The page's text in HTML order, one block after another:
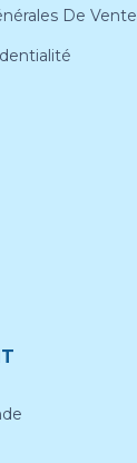
De Vente